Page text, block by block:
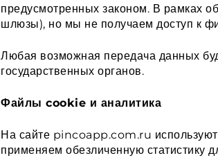
предусмотренных законом. В рамках
шлюзы), но мы не получаем доступ к
Любая возможная передача данных
государственных органов.
Файлы cookie и аналитика
На сайте pincoapp.com.ru
применяем обезличенную статистику